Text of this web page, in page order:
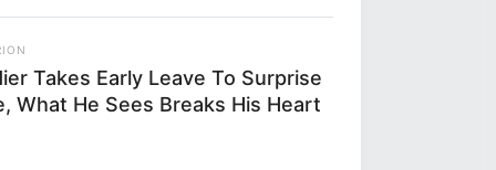
Takes Early Leave To Surprise
What He Sees Breaks His Heart